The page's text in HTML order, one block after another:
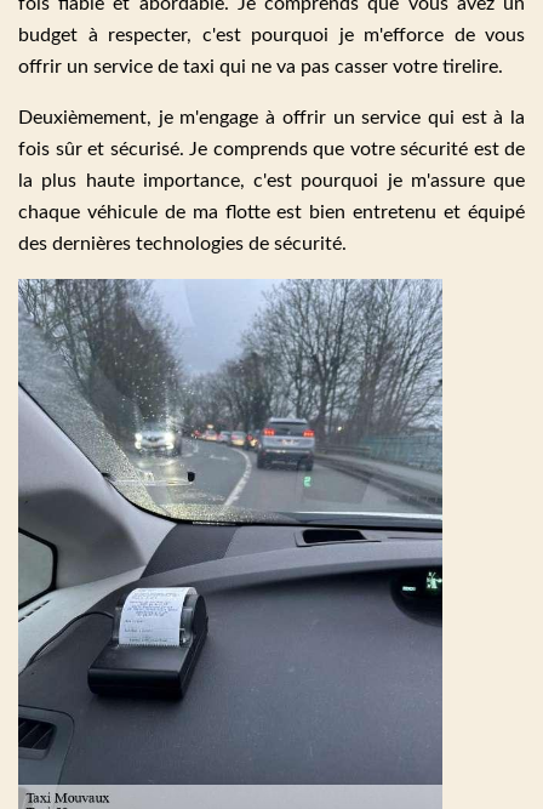
budget à respecter, c'est pourquoi je m'efforce de vous
offrir un service de taxi qui ne va pas casser votre tirelire.
Deuxièmement, je m'engage à offrir un service qui est à la
fois sûr et sécurisé. Je comprends que votre sécurité est de
la plus haute importance, c'est pourquoi je m'assure que
chaque véhicule de ma flotte est bien entretenu et équipé
des dernières technologies de sécurité.